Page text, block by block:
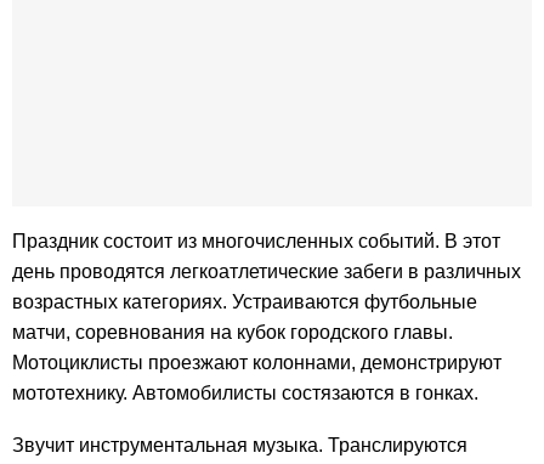
Праздник состоит из многочисленных событий. В этот
день проводятся легкоатлетические забеги в различных
возрастных категориях. Устраиваются футбольные
матчи, соревнования на кубок городского главы.
Мотоциклисты проезжают колоннами, демонстрируют
мототехнику. Автомобилисты состязаются в гонках.
Звучит инструментальная музыка. Транслируются